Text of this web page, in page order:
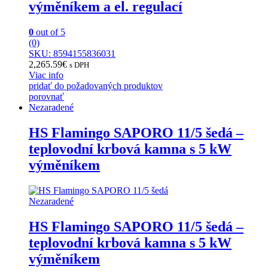
výměníkem a el. regulací
0 out of 5
(0)
SKU: 8594155836031
2,265.59€ s DPH
Viac info
pridať do požadovaných produktov
porovnať
Nezaradené
HS Flamingo SAPORO 11/5 šedá –
teplovodní krbová kamna s 5 kW
výměníkem
Nezaradené
HS Flamingo SAPORO 11/5 šedá –
teplovodní krbová kamna s 5 kW
výměníkem